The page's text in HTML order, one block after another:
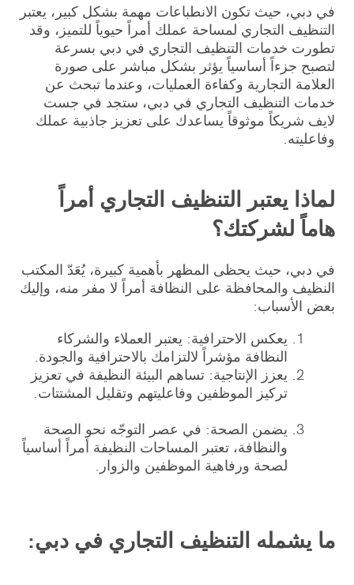
في دبي، حيث تكون الانطباعات مهمة بشكل كبير، يعتبر
التنظيف التجاري لمساحة عملك أمراً حيوياً للتميز، وقد
تطورت خدمات التنظيف التجاري في دبي بسرعة
لتصبح جزءاً أساسياً يؤثر بشكل مباشر على صورة
العلامة التجارية وكفاءة العمليات، وعندما تبحث عن
خدمات التنظيف التجاري في دبي، ستجد في جست
لايف شريكاً موثوقاً يساعدك على تعزيز جاذبية عملك
وفاعليته.
لماذا يعتبر التنظيف التجاري أمراً
هاماً لشركتك؟
في دبي، حيث يحظى المظهر بأهمية كبيرة، يُعَدّ المكتب
النظيف والمحافظة على النظافة أمراً لا مفر منه، وإليك
بعض الأسباب:
يعكس الاحترافية: يعتبر العملاء والشركاء
النظافة مؤشراً لالتزامك بالاحترافية والجودة.
يعزز الإنتاجية: تساهم البيئة النظيفة في تعزيز
تركيز الموظفين وفاعليتهم وتقليل المشتتات.
يضمن الصحة: في عصر التوجّه نحو الصحة
والنظافة، تعتبر المساحات النظيفة أمراً أساسياً
لصحة ورفاهية الموظفين والزوار.
ما يشمله التنظيف التجاري في دبي: